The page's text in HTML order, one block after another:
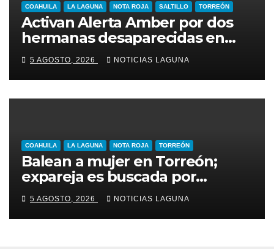
COAHUILA LA LAGUNA NOTA ROJA SALTILLO TORREÓN
Activan Alerta Amber por dos
hermanas desaparecidas en
Torreón
5 AGOSTO, 2026 NOTICIAS LAGUNA
COAHUILA LA LAGUNA NOTA ROJA TORREÓN
Balean a mujer en Torreón;
expareja es buscada por
presunto intento de feminicidio
5 AGOSTO, 2026 NOTICIAS LAGUNA